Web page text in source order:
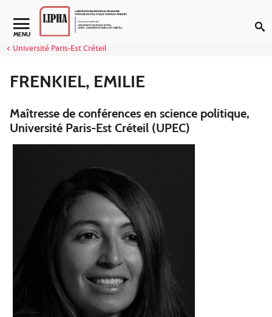
Aller au contenu
Navigation secondaire
MENU
Université Paris-Est Créteil
FRENKIEL, EMILIE
Maîtresse de conférences en science politique,
Université Paris-Est Créteil (UPEC)